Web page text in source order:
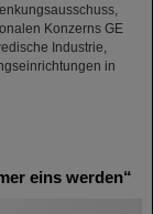
Konzerns GE
Industrie,
in
eins werden“